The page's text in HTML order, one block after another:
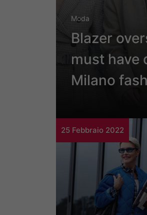
Moda
Blazer
must have
Milano
25 Febbraio 2022